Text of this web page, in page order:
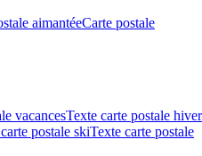
aimantéeCarte postale
vacancesTexte carte postale hiver
postale skiTexte carte postale